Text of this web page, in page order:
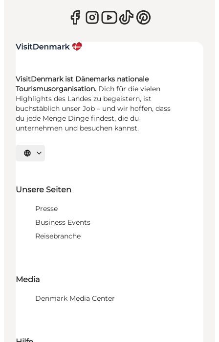
VisitDenmark ist Dänemarks nationale
Tourismusorganisation. Dich für die vielen
Highlights des Landes zu begeistern, ist
buchstäblich unser Job – und wir hoffen, dass
du jede Menge Dinge findest, die du
unternehmen und besuchen kannst.
Sprache auswählen
Unsere Seiten
Presse
Business Events
Reisebranche
Media
Denmark Media Center